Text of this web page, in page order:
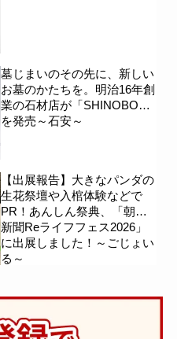
墓じまいのその先に、新しい
お墓のかたちを。明治16年創
業の石材店が「SHINOBO」
を発売～石安～
【出展報告】大きなパンダの
生花祭壇や入棺体験などで
PR！あんしん祭典、「朝日
新聞Reライフフェス2026」
に出展しました！～ごじょい
る～